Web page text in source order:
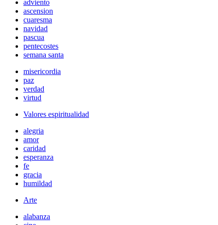
adviento
ascension
cuaresma
navidad
pascua
pentecostes
semana santa
misericordia
paz
verdad
virtud
Valores espiritualidad
alegria
amor
caridad
esperanza
fe
gracia
humildad
Arte
alabanza